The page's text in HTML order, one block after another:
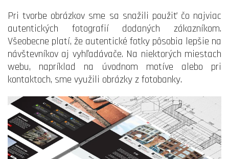
Pri tvorbe obrázkov sme sa snažili použiť čo najviac
autentických fotografií dodaných zákazníkom.
Všeobecne platí, že autentické fotky pôsobia lepšie na
návštevníkov aj vyhľadávače. Na niektorých miestach
webu, napríklad na úvodnom motíve alebo pri
kontaktoch, sme využili obrázky z fotobanky.